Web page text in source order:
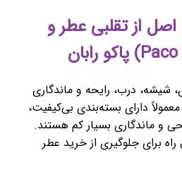
از تقلبی عطر و
شیشه، درب، رایحه و ماندگاری
دارای بسته‌بندی بی‌کیفیت،
و ماندگاری بسیار کم هستند.
راه برای جلوگیری از خرید عطر